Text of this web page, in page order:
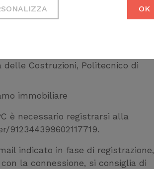
per permetterti di
correttamente del sito
statistici su di te per
OK
Protezione Civile
delle Costruzioni, Università
delle Costruzioni, Politecnico di
immobiliare
è necessario registrarsi alla
indicato in fase di registrazione,
la connessione, si consiglia di